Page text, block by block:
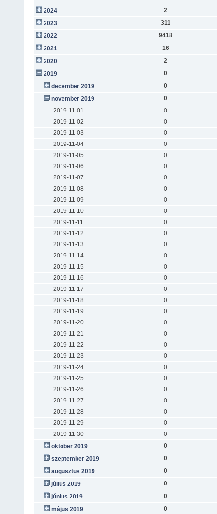
2024
2
2023
311
2022
9418
2021
16
2020
2
2019
0
december 2019
0
november 2019
0
2019-11-01
0
2019-11-02
0
2019-11-03
0
2019-11-04
0
2019-11-05
0
2019-11-06
0
2019-11-07
0
2019-11-08
0
2019-11-09
0
2019-11-10
0
2019-11-11
0
2019-11-12
0
2019-11-13
0
2019-11-14
0
2019-11-15
0
2019-11-16
0
2019-11-17
0
2019-11-18
0
2019-11-19
0
2019-11-20
0
2019-11-21
0
2019-11-22
0
2019-11-23
0
2019-11-24
0
2019-11-25
0
2019-11-26
0
2019-11-27
0
2019-11-28
0
2019-11-29
0
2019-11-30
0
október 2019
0
szeptember 2019
0
augusztus 2019
0
július 2019
0
június 2019
0
május 2019
0